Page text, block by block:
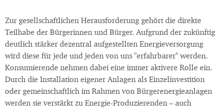
Zur gesellschaftlichen Herausforderung gehört die direkte
Teilhabe der Bürgerinnen und Bürger. Aufgrund der zukünftig
deutlich stärker dezentral aufgestellten Energieversorgung
wird diese für jede und jeden von uns "erfahrbarer" werden.
Konsumierende nehmen dabei eine immer aktivere Rolle ein.
Durch die Installation eigener Anlagen als Einzelinvestition
oder gemeinschaftlich im Rahmen von Bürgerenergieanlagen
werden sie verstärkt zu Energie-Produzierenden – auch